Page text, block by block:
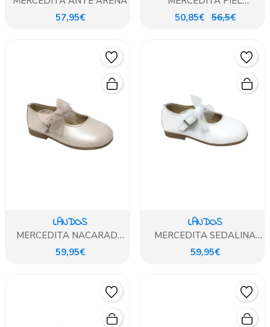
57,95€
SEDALINA AGUAMARINA
50,85€ 56,5€
LANDOS
MERCEDITA NACARADO
ROUSSE
59,95€
LANDOS
MERCEDITA SEDALINA
BLANCO
59,95€